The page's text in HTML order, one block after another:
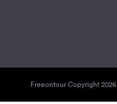
Freeontour Copyright 2026